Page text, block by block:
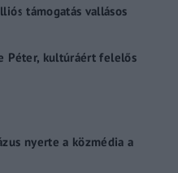
támogatás vallásos
Péter, kultúráért felelős
nyerte a közmédia a